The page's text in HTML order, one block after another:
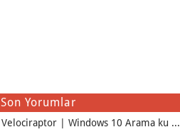
Son Yorumlar
Velociraptor | Windows 10 Arama ku ...